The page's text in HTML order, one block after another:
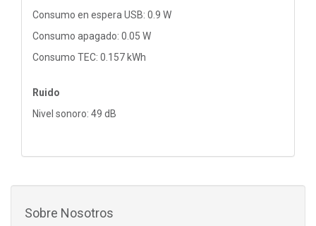
Consumo en espera USB: 0.9 W
Consumo apagado: 0.05 W
Consumo TEC: 0.157 kWh
Ruido
Nivel sonoro: 49 dB
Sobre Nosotros